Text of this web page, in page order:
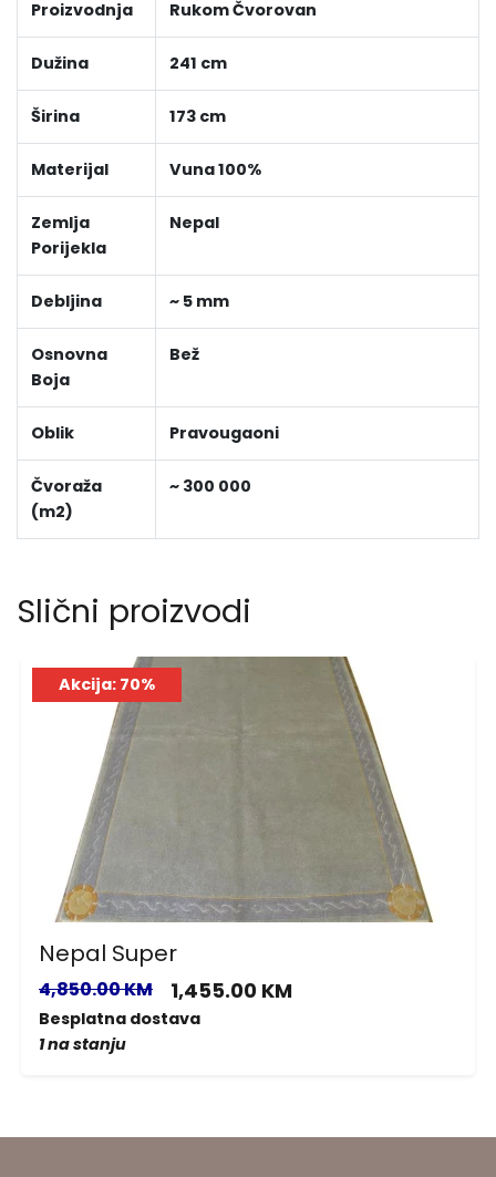
Proizvodnja Rukom Čvorovan
Dužina 241 cm
Širina 173 cm
Materijal Vuna 100%
Zemlja
Porijekla
Nepal
Debljina ~ 5 mm
Osnovna
Boja
Bež
Oblik Pravougaoni
Čvoraža
(m2)
~ 300 000
Slični proizvodi
Akcija: 70%
Nepal Super
4,850.00 KM 1,455.00 KM
Besplatna dostava
1 na stanju